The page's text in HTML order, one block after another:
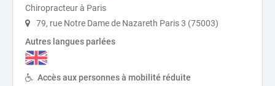
Chiropracteur à Paris
79, rue Notre Dame de Nazareth Paris 3 (75003)
Autres langues parlées
Accès aux personnes à mobilité réduite